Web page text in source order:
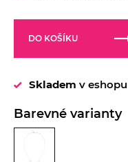
DO KOŠÍKU
Skladem v
Barevné varianty